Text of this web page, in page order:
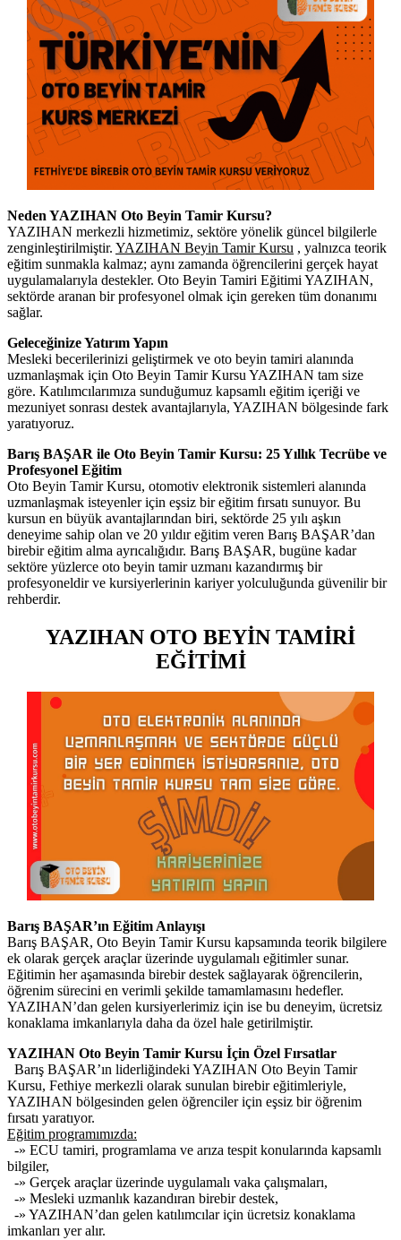
Neden YAZIHAN Oto Beyin Tamir Kursu?
YAZIHAN merkezli hizmetimiz, sektöre yönelik güncel bilgilerle
zenginleştirilmiştir. YAZIHAN Beyin Tamir Kursu , yalnızca teorik
eğitim sunmakla kalmaz; aynı zamanda öğrencilerini gerçek hayat
uygulamalarıyla destekler. Oto Beyin Tamiri Eğitimi YAZIHAN,
sektörde aranan bir profesyonel olmak için gereken tüm donanımı
sağlar.
Geleceğinize Yatırım Yapın
Mesleki becerilerinizi geliştirmek ve oto beyin tamiri alanında
uzmanlaşmak için Oto Beyin Tamir Kursu YAZIHAN tam size
göre. Katılımcılarımıza sunduğumuz kapsamlı eğitim içeriği ve
mezuniyet sonrası destek avantajlarıyla, YAZIHAN bölgesinde fark
yaratıyoruz.
Barış BAŞAR ile Oto Beyin Tamir Kursu: 25 Yıllık Tecrübe ve
Profesyonel Eğitim
Oto Beyin Tamir Kursu, otomotiv elektronik sistemleri alanında
uzmanlaşmak isteyenler için eşsiz bir eğitim fırsatı sunuyor. Bu
kursun en büyük avantajlarından biri, sektörde 25 yılı aşkın
deneyime sahip olan ve 20 yıldır eğitim veren Barış BAŞAR’dan
birebir eğitim alma ayrıcalığıdır. Barış BAŞAR, bugüne kadar
sektöre yüzlerce oto beyin tamir uzmanı kazandırmış bir
profesyoneldir ve kursiyerlerinin kariyer yolculuğunda güvenilir bir
rehberdir.
YAZIHAN OTO BEYİN TAMİRİ
EĞİTİMİ
Barış BAŞAR’ın Eğitim Anlayışı
Barış BAŞAR, Oto Beyin Tamir Kursu kapsamında teorik bilgilere
ek olarak gerçek araçlar üzerinde uygulamalı eğitimler sunar.
Eğitimin her aşamasında birebir destek sağlayarak öğrencilerin,
öğrenim sürecini en verimli şekilde tamamlamasını hedefler.
YAZIHAN’dan gelen kursiyerlerimiz için ise bu deneyim, ücretsiz
konaklama imkanlarıyla daha da özel hale getirilmiştir.
YAZIHAN Oto Beyin Tamir Kursu İçin Özel Fırsatlar
Barış BAŞAR’ın liderliğindeki YAZIHAN Oto Beyin Tamir
Kursu, Fethiye merkezli olarak sunulan birebir eğitimleriyle,
YAZIHAN bölgesinden gelen öğrenciler için eşsiz bir öğrenim
fırsatı yaratıyor.
Eğitim programımızda:
-» ECU tamiri, programlama ve arıza tespit konularında kapsamlı
bilgiler,
-» Gerçek araçlar üzerinde uygulamalı vaka çalışmaları,
-» Mesleki uzmanlık kazandıran birebir destek,
-» YAZIHAN’dan gelen katılımcılar için ücretsiz konaklama
imkanları yer alır.